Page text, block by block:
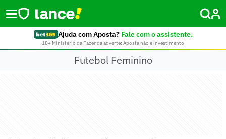
Ajuda com Aposta? Fale com o assistente.
18+ Ministério da Fazenda adverte: Aposta não é investimento
Futebol Feminino